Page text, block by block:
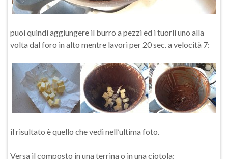
puoi quindi aggiungere il burro a pezzi ed i tuorli uno alla
volta dal foro in alto mentre lavori per 20 sec. a velocità 7:
il risultato è quello che vedi nell’ultima foto.
Versa il composto in una terrina o in una ciotola: